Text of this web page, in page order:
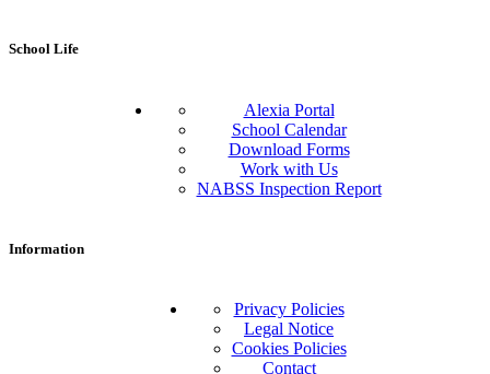
School Life
Alexia Portal
School Calendar
Download Forms
Work with Us
NABSS Inspection Report
Information
Privacy Policies
Legal Notice
Cookies Policies
Contact